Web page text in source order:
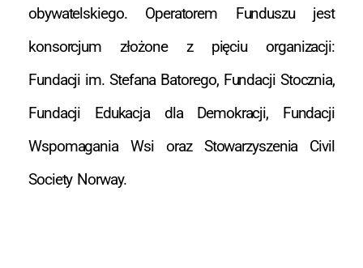
obywatelskiego. Operatorem Funduszu jest
konsorcjum złożone z pięciu organizacji:
Fundacji im. Stefana Batorego, Fundacji Stocznia,
Fundacji Edukacja dla Demokracji, Fundacji
Wspomagania Wsi oraz Stowarzyszenia Civil
Society Norway.